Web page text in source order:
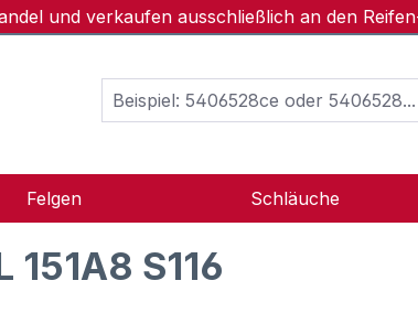
und verkaufen ausschließlich an den
Felgen Schläuche
S116